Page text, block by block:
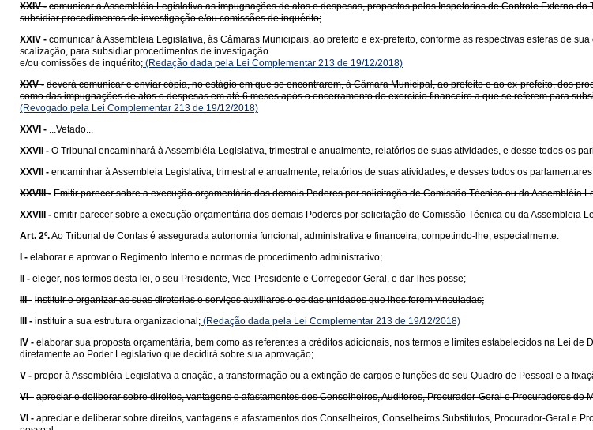
XXIV - comunicar à Assembléia Legislativa as impugnações de atos e despesas, propostas pelas Inspetorias de Controle Externo
subsidiar procedimentos de investigação e/ou comissões de inquérito;
XXIV - comunicar à Assembleia Legislativa, às Câmaras Municipais, ao prefeito e ex-prefeito, conforme as respectivas esferas de
scalização, para subsidiar procedimentos de investigação
e/ou comissões de inquérito; (Redação dada pela Lei Complementar 213 de 19/12/2018)
XXV - deverá comunicar e enviar cópia, no estágio em que se encontrarem, à Câmara Municipal, ao prefeito e ao ex-prefeito, dos
como das impugnações de atos e despesas em até 6 meses após o encerramento do exercício financeiro a que se referem para
(Revogado pela Lei Complementar 213 de 19/12/2018)
XXVI - ...Vetado...
XXVII - O Tribunal encaminhará à Assembléia Legislativa, trimestral e anualmente, relatórios de suas atividades, e desse todos os
XXVII - encaminhar à Assembleia Legislativa, trimestral e anualmente, relatórios de suas atividades, e desses todos os
XXVIII - Emitir parecer sobre a execução orçamentária dos demais Poderes por solicitação de Comissão Técnica ou da Assembléia
XXVIII - emitir parecer sobre a execução orçamentária dos demais Poderes por solicitação de Comissão Técnica ou da Assembleia
Art. 2º.Ao Tribunal de Contas é assegurada autonomia funcional, administrativa e financeira, competindo-lhe, especialmente:
I - elaborar e aprovar o Regimento Interno e normas de procedimento administrativo;
II - eleger, nos termos desta lei, o seu Presidente, Vice-Presidente e Corregedor Geral, e dar-lhes posse;
III - instituir e organizar as suas diretorias e serviços auxiliares e os das unidades que lhes forem vinculadas;
III - instituir a sua estrutura organizacional; (Redação dada pela Lei Complementar 213 de 19/12/2018)
IV - elaborar sua proposta orçamentária, bem como as referentes a créditos adicionais, nos termos e limites estabelecidos na Lei
diretamente ao Poder Legislativo que decidirá sobre sua aprovação;
V - propor à Assembléia Legislativa a criação, a transformação ou a extinção de cargos e funções de seu Quadro de Pessoal e a
VI - apreciar e deliberar sobre direitos, vantagens e afastamentos dos Conselheiros, Auditores, Procurador-Geral e Procuradores
VI - apreciar e deliberar sobre direitos, vantagens e afastamentos dos Conselheiros, Conselheiros Substitutos, Procurador-Geral e